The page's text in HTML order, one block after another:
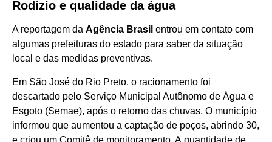
Rodízio e qualidade da água
A reportagem da Agência Brasil entrou em contato com
algumas prefeituras do estado para saber da situação
local e das medidas preventivas.
Em São José do Rio Preto, o racionamento foi
descartado pelo Serviço Municipal Autônomo de Água e
Esgoto (Semae), após o retorno das chuvas. O município
informou que aumentou a captação de poços, abrindo 30,
e criou um Comitê de monitoramento. A quantidade de